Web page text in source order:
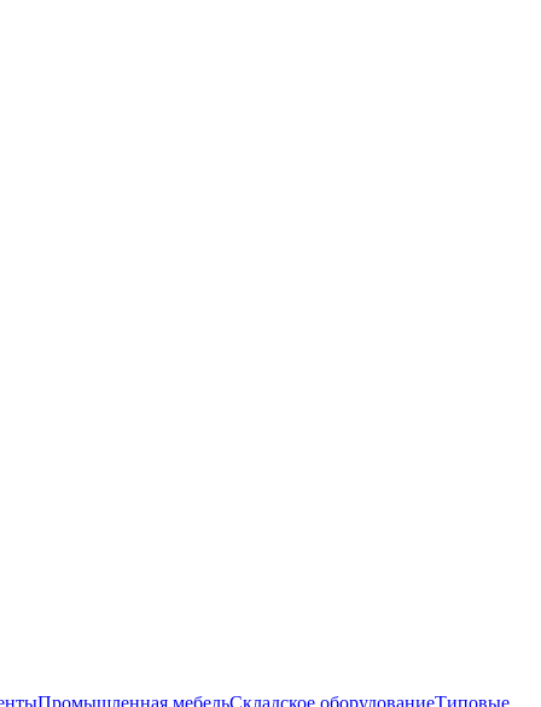
Промышленная мебельСкладское оборудованиеТиповые